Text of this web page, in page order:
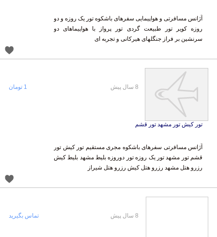
آژانس مسافرتی و هواپیمایی سفرهای باشکوه تور یک روزه و دو
روزه کویر تور طبیعت گردی تور پرواز با هواپیماهای دو
سرنشین بر فراز جنگلهای هیرکانی و تجربه ای
تور کیش تور مشهد تور قشم
آژانس مسافرتی سفرهای باشکوه مجری مستقیم تور کیش تور
قشم تور مشهد تور یک روزه تور دوروزه بلیط مشهد بلیط کیش
رزرو هتل مشهد رزرو هتل کیش رزرو هتل شیراز
8 سال پیش 1 تومان
8 سال پیش تماس بگیرید